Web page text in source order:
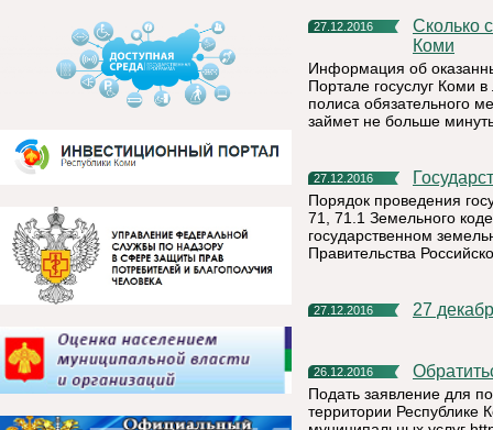
27.12.2016
Сколько стоил прием у врача? Расскажет Портал госуслуг
Коми
Информация об
Портале госуслуг Коми
полиса обязательного
займет не больше
27.12.2016
Порядок проведения
71, 71.1 Земельного
государственном
Правительства
27.12.2016 27
26.12.2016
Подать заявление для
территории Республике